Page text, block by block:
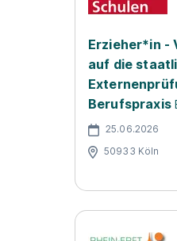
Erzieher*in -
auf die
Berufspraxis
25.06.2026
50933 Köln